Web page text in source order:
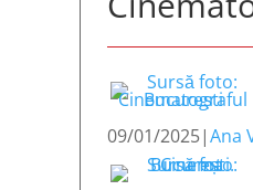
09/01/2025|Ana